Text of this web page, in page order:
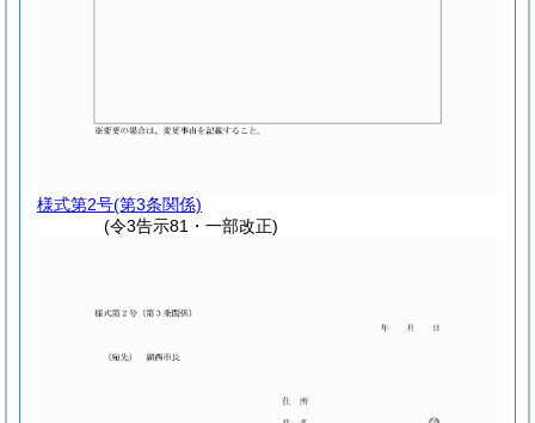
様式第2号(第3条関係)
(令3告示81・一部改正)